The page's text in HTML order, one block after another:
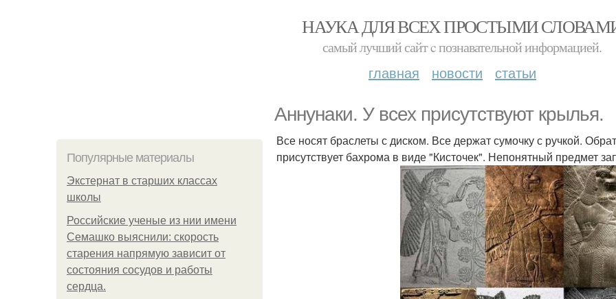
НАУКА ДЛЯ ВСЕХ ПРОСТЫМИ
самый лучший сайт c познавательной информацией.
главная новости статьи
Аннунаки. У всех присутствуют крылья.
Популярные материалы
Экстернат в старших классах
школы
Российские ученые из нии имени
Семашко выяснили: скорость
старения напрямую зависит от
состояния сосудов и работы
сердца.
Все носят браслеты с диском. Все держат сумочку с ручкой.
присутствует бахрома в виде "Кисточек". Непонятный предмет